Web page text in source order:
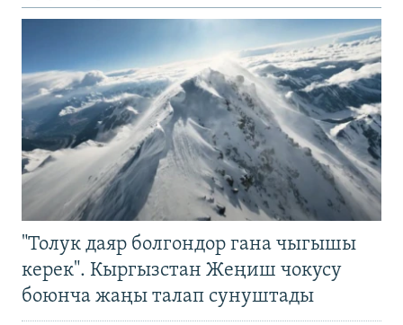
"Толук даяр болгондор гана чыгышы
керек". Кыргызстан Жеңиш чокусу
боюнча жаңы талап сунуштады